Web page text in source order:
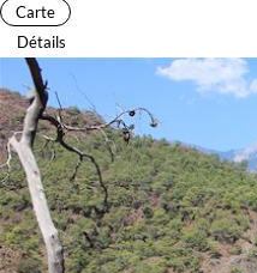
Carte
Détails